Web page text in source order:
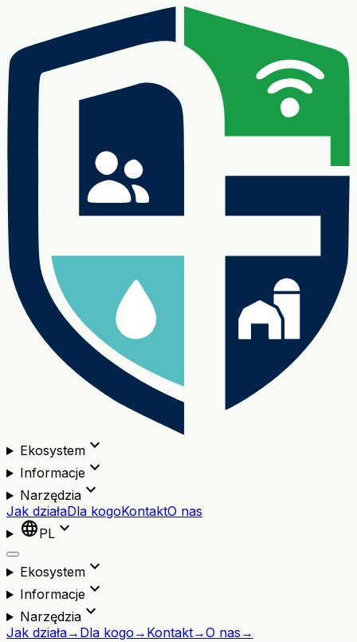
Ekosystemexpand_more
Informacjeexpand_more
Narzędziaexpand_more
Jak działaDla kogoKontaktO nas
languagePL expand_more
Ekosystemexpand_more
Informacjeexpand_more
Narzędziaexpand_more
Jak działa→ Dla kogo → Kontakt→O nas →